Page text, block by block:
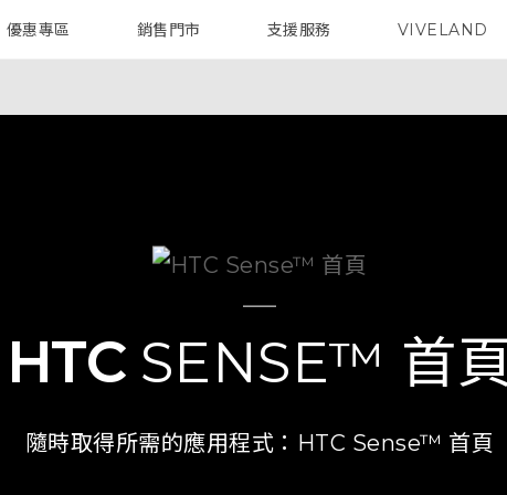
智慧型手機 配件
優惠專區
焦點訊息 校園專案 企業採購
銷售門市
銷售通路 支援服務 VIVELAND
HTCSENSE™ 首
隨時取得所需的應用程式：HTC Sense™ 首頁